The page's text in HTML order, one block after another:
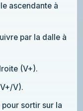
ascendante à
par la dalle à
(V+).
V).
sortir sur la